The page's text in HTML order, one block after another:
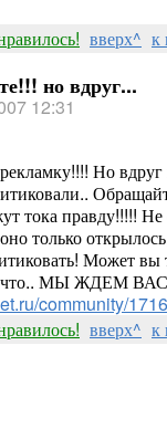
вверх^ к
но вдруг...
12:31
Но вдруг
тока правду!!!!!
только
Может вы
что.. МЫ ЖДЕМ
community/
вверх^ к